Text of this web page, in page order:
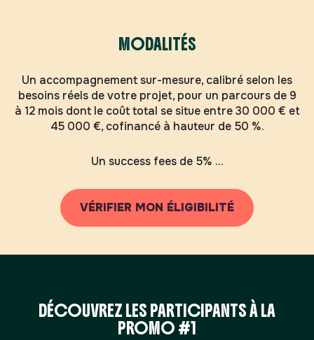
MODALITÉS
Un accompagnement sur-mesure, calibré selon les
besoins réels de votre projet, pour un parcours de 9
à 12 mois dont le coût total se situe entre 30 000 € et
45 000 €, cofinancé à hauteur de 50 %.
Un success fees de 5% …
VÉRIFIER MON ÉLIGIBILITÉ
DÉCOUVREZ LES PARTICIPANTS À LA
PROMO #1